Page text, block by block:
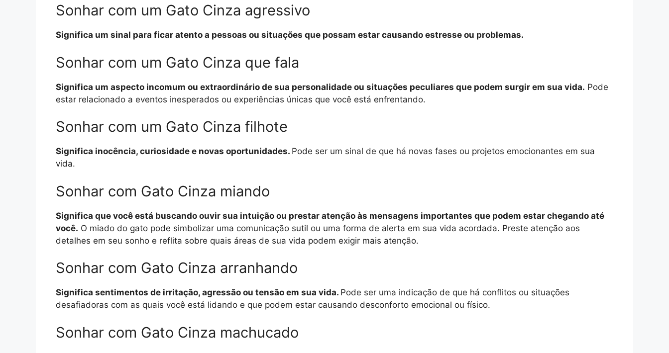
Sonhar com um Gato Cinza agressivo
Significa um sinal para ficar atento a pessoas ou situações que possam estar causando estresse ou problemas.
Sonhar com um Gato Cinza que fala
Significa um aspecto incomum ou extraordinário de sua personalidade ou situações peculiares que podem surgir em sua vida. Pode
estar relacionado a eventos inesperados ou experiências únicas que você está enfrentando.
Sonhar com um Gato Cinza filhote
Significa inocência, curiosidade e novas oportunidades. Pode ser um sinal de que há novas fases ou projetos emocionantes em sua
vida.
Sonhar com Gato Cinza miando
Significa que você está buscando ouvir sua intuição ou prestar atenção às mensagens importantes que podem estar chegando até
você. O miado do gato pode simbolizar uma comunicação sutil ou uma forma de alerta em sua vida acordada. Preste atenção aos
detalhes em seu sonho e reflita sobre quais áreas de sua vida podem exigir mais atenção.
Sonhar com Gato Cinza arranhando
Significa sentimentos de irritação, agressão ou tensão em sua vida. Pode ser uma indicação de que há conflitos ou situações
desafiadoras com as quais você está lidando e que podem estar causando desconforto emocional ou físico.
Sonhar com Gato Cinza machucado